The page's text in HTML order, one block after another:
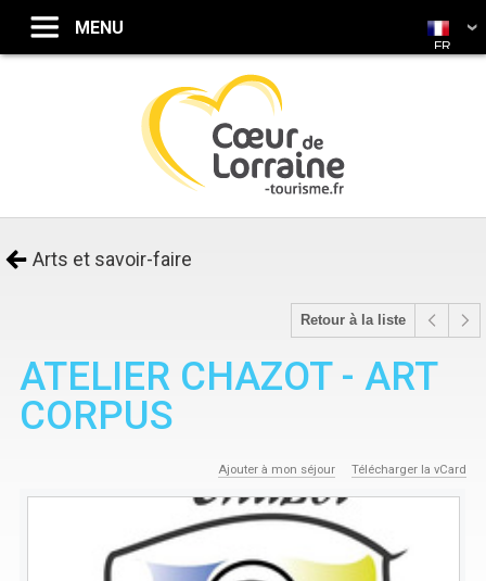
Arts et savoir-faire
Retour à la liste
ATELIER CHAZOT - ART
CORPUS
Ajouter à mon séjour Télécharger la vCard
FR